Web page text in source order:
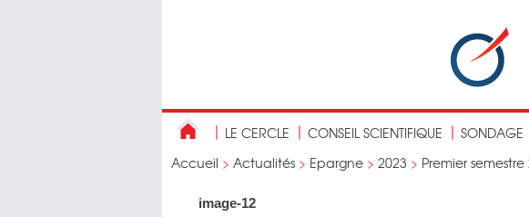
LE CERCLE CONSEIL SCIENTIFIQUE SONDAGE
Accueil > Actualités > Epargne > 2023 > Premier
image-12